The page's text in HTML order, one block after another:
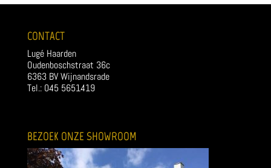
CONTACT
Lugé Haarden
Oudenboschstraat 36c
6363 BV Wijnandsrade
Tel.: 045 5651419
BEZOEK ONZE SHOWROOM